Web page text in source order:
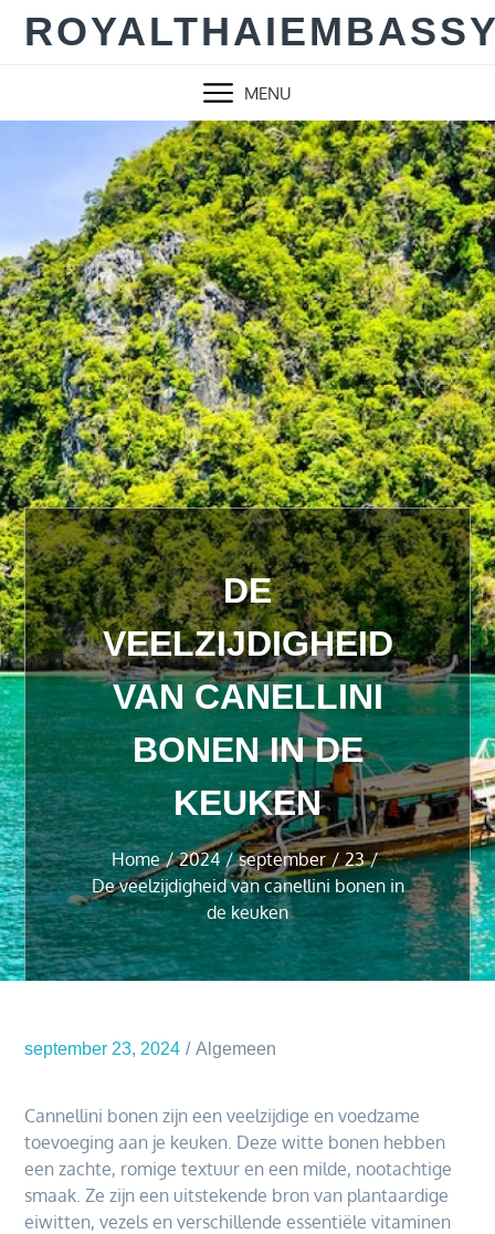
Skip
MENU
DE
VEELZIJDIGHEID
VAN CANELLINI
BONEN IN DE
KEUKEN
Home 2024 september
23
De veelzijdigheid van canellini bonen in
de keuken
september 23, 2024 Algemeen
Cannellini bonen zijn een veelzijdige en voedzame
toevoeging aan je keuken. Deze witte bonen hebben
een zachte, romige textuur en een milde, nootachtige
smaak. Ze zijn een uitstekende bron van plantaardige
eiwitten, vezels en verschillende essentiële vitaminen